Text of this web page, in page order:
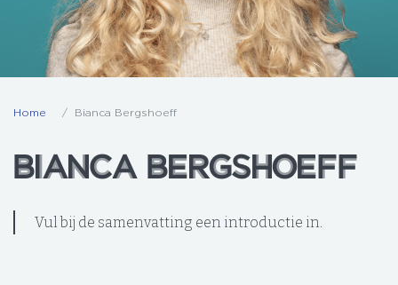
Home Bianca Bergshoeff
BIANCA BERGSHOEFF
BIANCA BERGSHOEFF
Vul bij de samenvatting een introductie in.